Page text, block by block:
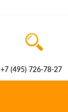
+7 (495) 726-78-27